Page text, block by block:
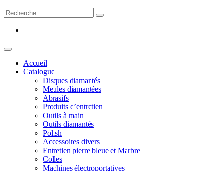
Accueil
Catalogue
Disques diamantés
Meules diamantées
Abrasifs
Produits d’entretien
Outils à main
Outils diamantés
Polish
Accessoires divers
Entretien pierre bleue et Marbre
Colles
Machines électroportatives